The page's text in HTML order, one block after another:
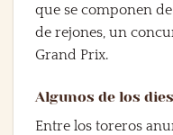
que se componen
de rejones, un
Grand Prix.
Algunos de los
Entre los toreros